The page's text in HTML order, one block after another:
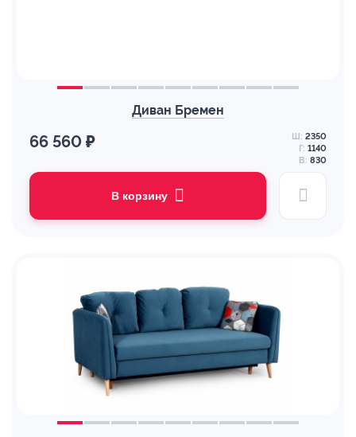
Диван Бремен
66 560 ₽ Ш: 2350
Г: 1140
В: 830
В корзину